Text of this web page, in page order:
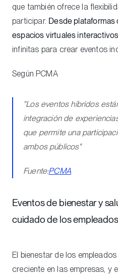
que también ofrece la
participar. Desde
espacios virtuales interactivos
infinitas para crear eventos
Según PCMA
"Los eventos híbridos
integración de
que permite una
ambos públicos"
Fuente:PCMA
Eventos de bienestar y
cuidado de los empleados
El bienestar de los
creciente en las empresas, y